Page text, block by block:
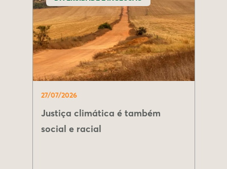
27/07/2026
Justiça climática é também
social e racial